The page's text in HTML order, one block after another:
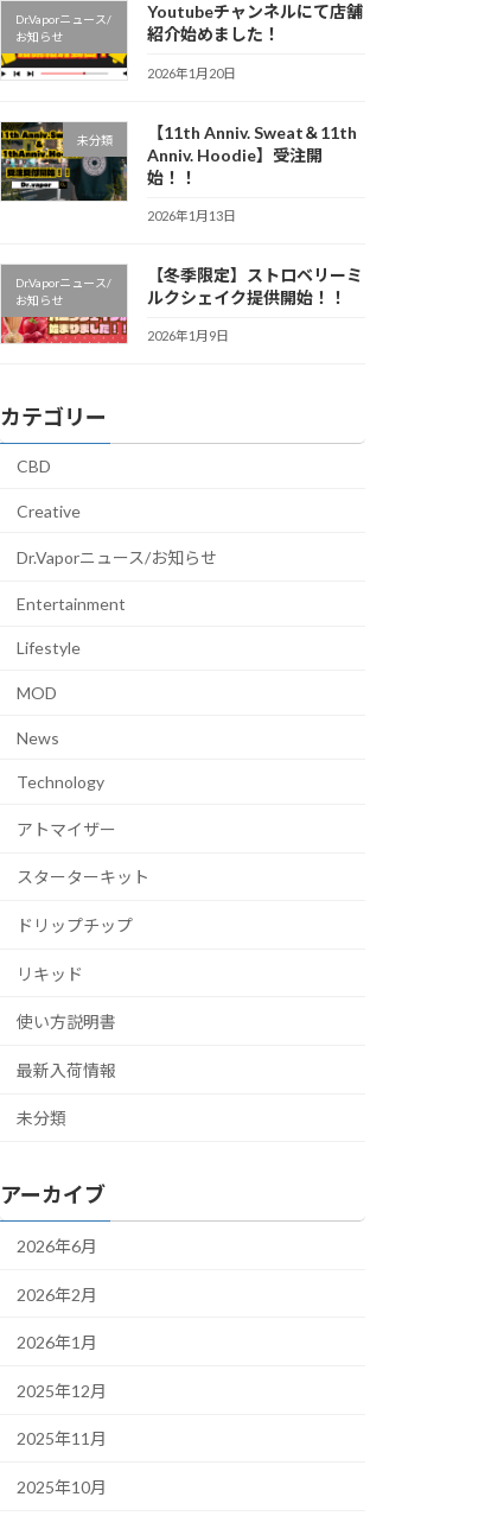
Dr.Vaporニュース/
お知らせ
Youtubeチャンネルにて店舗
紹介始めました！
2026年1月20日
未分類
【11th Anniv. Sweat＆11th
Anniv. Hoodie】受注開
始！！
2026年1月13日
Dr.Vaporニュース/
お知らせ
【冬季限定】ストロベリーミ
ルクシェイク提供開始！！
2026年1月9日
カテゴリー
CBD
Creative
Dr.Vaporニュース/お知らせ
Entertainment
Lifestyle
MOD
News
Technology
アトマイザー
スターターキット
ドリップチップ
リキッド
使い方説明書
最新入荷情報
未分類
アーカイブ
2026年6月
2026年2月
2026年1月
2025年12月
2025年11月
2025年10月